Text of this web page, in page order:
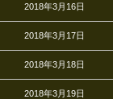
2018年3月16日
2018年3月17日
2018年3月18日
2018年3月19日